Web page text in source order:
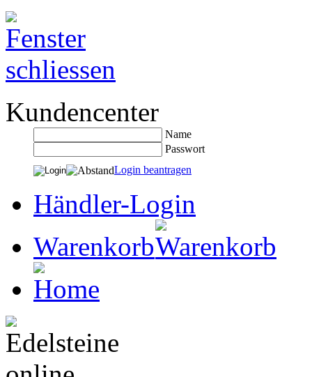
Kundencenter
Name
Passwort
Login beantragen
Händler-Login
Warenkorb